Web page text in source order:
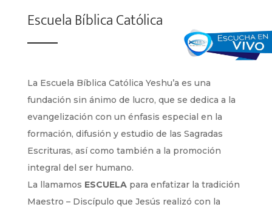
Escuela Bíblica Católica
La Escuela Bíblica Católica Yeshu’a es una
fundación sin ánimo de lucro, que se dedica a la
evangelización con un énfasis especial en la
formación, difusión y estudio de las Sagradas
Escrituras, así como también a la promoción
integral del ser humano.
La llamamos ESCUELApara enfatizar la tradición
Maestro – Discípulo que Jesús realizó con la